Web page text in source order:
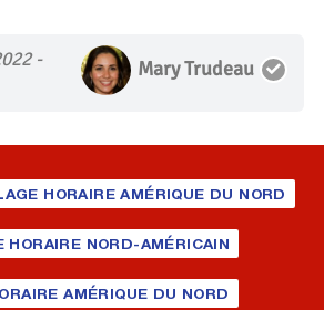
-
Mary Trudeau
HORAIRE AMÉRIQUE DU NORD
HORAIRE NORD-AMÉRICAIN
AMÉRIQUE DU NORD